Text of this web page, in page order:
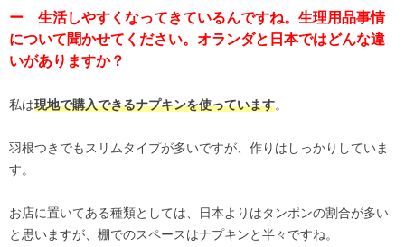
ー 生活しやすくなってきているんですね。生理用品事情
について聞かせてください。オランダと日本ではどんな違
いがありますか？
私は現地で購入できるナプキンを使っています。
羽根つきでもスリムタイプが多いですが、作りはしっかりしていま
す。
お店に置いてある種類としては、日本よりはタンポンの割合が多い
と思いますが、棚でのスペースはナプキンと半々ですね。